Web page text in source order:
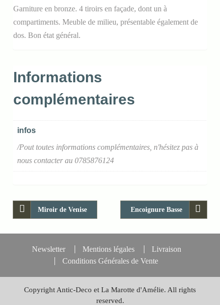
Garniture en bronze. 4 tiroirs en façade, dont un à
compartiments. Meuble de milieu, présentable également de
dos. Bon état général.
Informations
complémentaires
infos
/Pout toutes informations complémentaires, n'hésitez pas à
nous contacter au 0785876124
Miroir de Venise Encoignure Basse
Newsletter Mentions légales
Livraison
Conditions Générales de Vente
Copyright Antic-Deco et La Marotte d'Amélie. All rights
reserved.